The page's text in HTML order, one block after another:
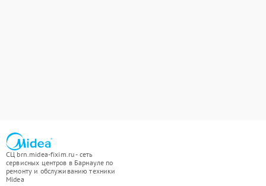
СЦ brn.midea-fixim.ru - сеть
сервисных центров в Барнауле по
ремонту и обслуживанию техники
Midea